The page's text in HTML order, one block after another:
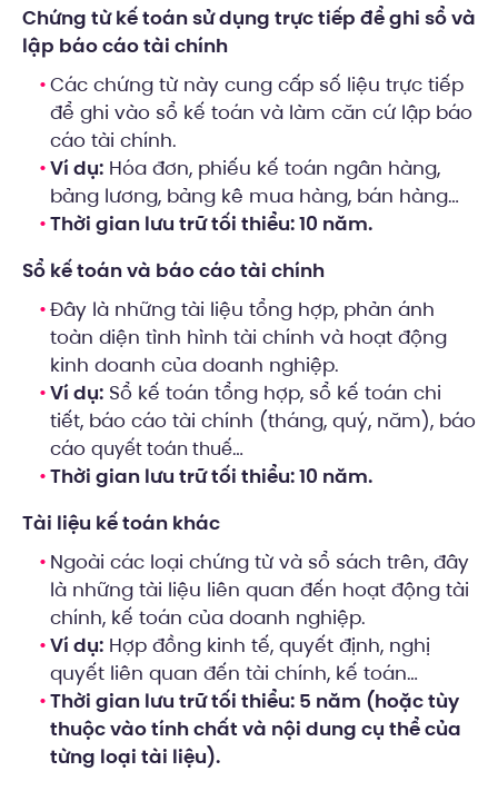
Chứng từ kế toán sử dụng trực tiếp để ghi sổ và
lập báo cáo tài chính
Các chứng từ này cung cấp số liệu trực tiếp
để ghi vào sổ kế toán và làm căn cứ lập báo
cáo tài chính.
Ví dụ: Hóa đơn, phiếu kế toán ngân hàng,
bảng lương, bảng kê mua hàng, bán hàng…
Thời gian lưu trữ tối thiểu: 10 năm.
Sổ kế toán và báo cáo tài chính
Đây là những tài liệu tổng hợp, phản ánh
toàn diện tình hình tài chính và hoạt động
kinh doanh của doanh nghiệp.
Ví dụ: Sổ kế toán tổng hợp, sổ kế toán chi
tiết, báo cáo tài chính (tháng, quý, năm), báo
cáo quyết toán thuế…
Thời gian lưu trữ tối thiểu: 10 năm.
Tài liệu kế toán khác
Ngoài các loại chứng từ và sổ sách trên, đây
là những tài liệu liên quan đến hoạt động tài
chính, kế toán của doanh nghiệp.
Ví dụ: Hợp đồng kinh tế, quyết định, nghị
quyết liên quan đến tài chính, kế toán…
Thời gian lưu trữ tối thiểu: 5 năm (hoặc tùy
thuộc vào tính chất và nội dung cụ thể của
từng loại tài liệu).